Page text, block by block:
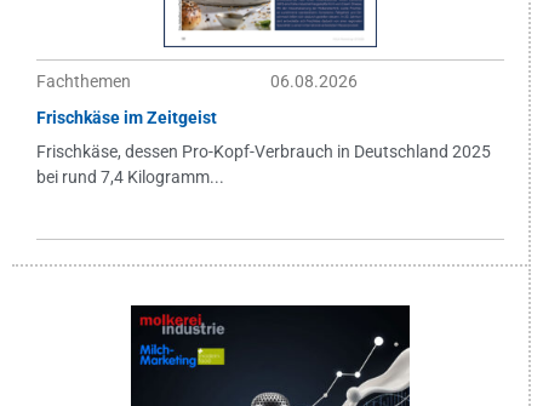
Fachthemen
06.08.2026
Frischkäse im Zeitgeist
Frischkäse, dessen Pro-Kopf-Verbrauch in Deutschland 2025
bei rund 7,4 Kilogramm...